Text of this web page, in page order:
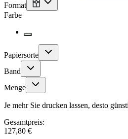
Format
Farbe
Papiersorte
Band
Menge
Je mehr Sie drucken lassen, desto
Gesamtpreis:
127,80 €